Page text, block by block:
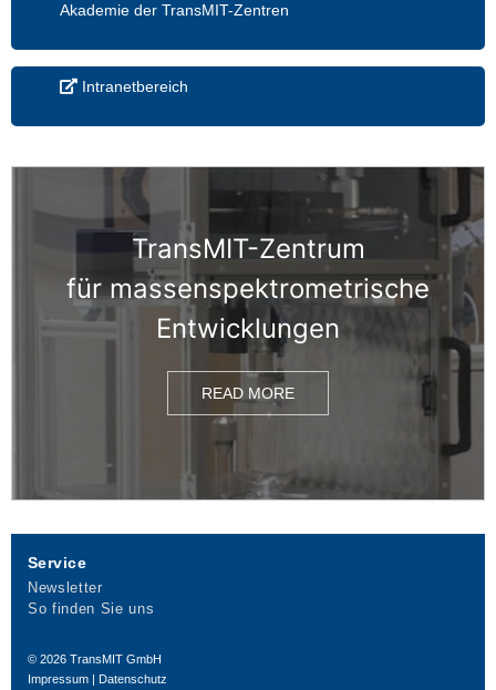
Akademie der TransMIT-Zentren
Intranetbereich
TransMIT-Zentrum
für massen­spektrometrische
Entwicklungen
READ MORE
Service
Newsletter
So finden Sie uns
© 2026 TransMIT GmbH
Impressum
Datenschutz